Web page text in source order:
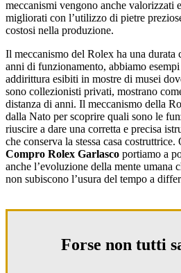
meccanismi vengono anche valorizzati
migliorati con l’utilizzo di pietre
costosi nella produzione.
Il meccanismo del Rolex ha una durata
anni di funzionamento, abbiamo
addirittura esibiti in mostre di musei
sono collezionisti privati, mostrano
distanza di anni. Il meccanismo della
dalla Nato per scoprire quali sono le
riuscire a dare una corretta e precisa
che conserva la stessa casa
Compro Rolex Garlasco portiamo a
anche l’evoluzione della mente umana
non subiscono l’usura del tempo a
Forse non tutti